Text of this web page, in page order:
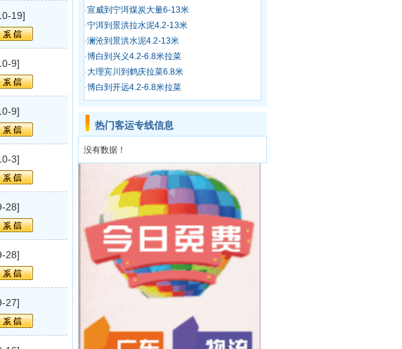
19]
9]
9]
3]
28]
28]
27]
·宣威到宁洱煤炭大量6-13米
·宁洱到景洪拉水泥4.2-13米
·澜沧到景洪水泥4.2-13米
·博白到兴义4.2-6.8米拉菜
·大理宾川到鹤庆拉菜6.8米
·博白到开远4.2-6.8米拉菜
热门客运专线信息
没有数据！